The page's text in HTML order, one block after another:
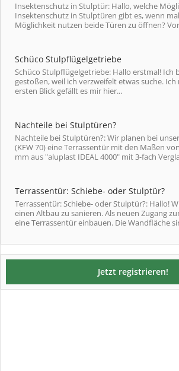
Insektenschutz in Stulptür: Hallo, welche
Insektenschutz in Stulptüren gibt es, wenn
Möglichkeit nutzen beide Türen zu öffnen?
Schüco Stulpflügelgetriebe
Schüco Stulpflügelgetriebe: Hallo erstmal! Ich
gestoßen, weil ich verzweifelt etwas suche. Ich
ersten Blick gefällt es mir hier...
Nachteile bei Stulptüren?
Nachteile bei Stulptüren?: Wir planen bei
(KFW 70) eine Terrassentür mit den Maßen
mm aus "aluplast IDEAL 4000" mit 3-fach
Terrassentür: Schiebe- oder Stulptür?
Terrassentür: Schiebe- oder Stulptür?: Hallo!
einen Altbau zu sanieren. Als neuen Zugang
eine Terrassentür einbauen. Die Wandfläche
Jetzt registrieren!